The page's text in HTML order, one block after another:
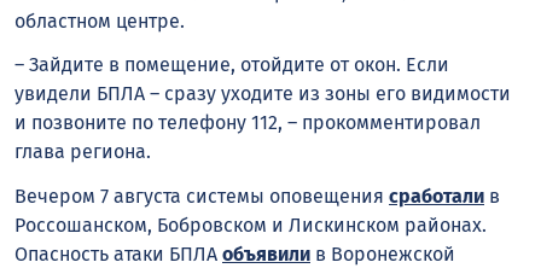
областном центре.
– Зайдите в помещение, отойдите от окон. Если
увидели БПЛА – сразу уходите из зоны его видимости
и позвоните по телефону 112, – прокомментировал
глава региона.
Вечером 7 августа системы оповещения сработали в
Россошанском, Бобровском и Лискинском районах.
Опасность атаки БПЛА объявили в Воронежской